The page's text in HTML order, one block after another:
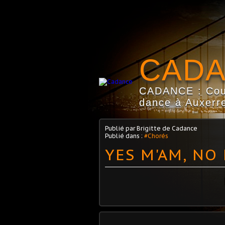
CADANCE :
dance à
Publié par Brigitte de Cadance
Publié dans : #Chorés
YES M'AM, NO